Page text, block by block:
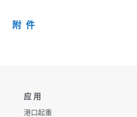
附 件
应 用
港口起重